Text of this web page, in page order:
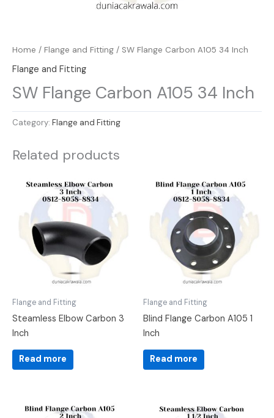
Home / Flange and Fitting / SW Flange Carbon A105 34 Inch
Flange and Fitting
SW Flange Carbon A105 34 Inch
Category: Flange and Fitting
Related products
Flange and Fitting
Steamless Elbow Carbon 3
Inch
Read more
Flange and Fitting
Blind Flange Carbon A105 1
Inch
Read more